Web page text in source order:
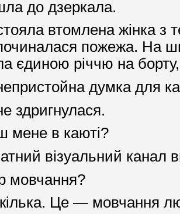
до дзеркала.
втомлена жінка
пожежа. На
єдиною річчю на
думка для
здригнулася.
в каюті?
візуальний канал
мовчання?
Це — мовчання